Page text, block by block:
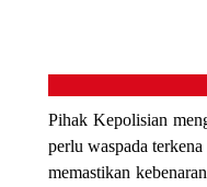
Pihak Kepolisian
perlu waspada
memastikan